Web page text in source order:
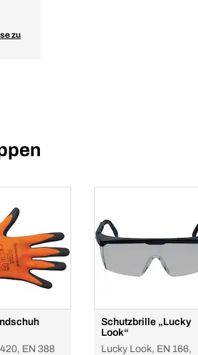
zu
EN 388
Schutzbrille „Lucky
Look“
Lucky Look, EN 166,